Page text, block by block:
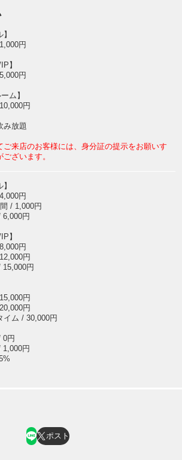
円
】
円
ム】
円
み放題
来店のお客様には、身分証の提示をお願いす
ございます。
円
/ 1,000円
6,000円
】
円
円
15,000円
円
円
イム / 30,000円
0円
1,000円
ポスト